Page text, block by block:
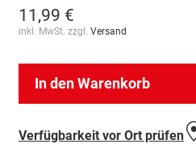
11,99 €
inkl. MwSt. zzgl. Versand
In den Warenkorb
Verfügbarkeit vor Ort prüfen